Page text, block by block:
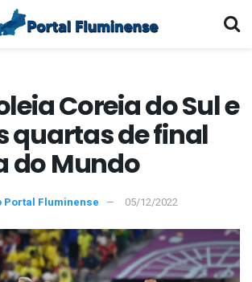
Coreia do Sul e
quartas de final
do Mundo
Portal Fluminense 05/12/2022